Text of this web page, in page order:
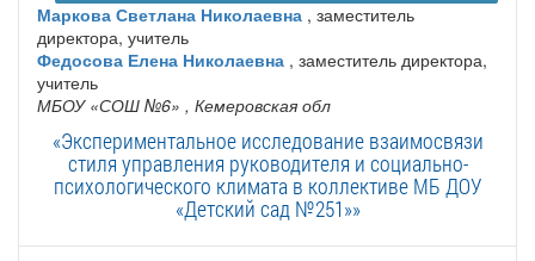
Маркова Светлана Николаевна , заместитель
директора, учитель
Федосова Елена Николаевна , заместитель директора,
учитель
МБОУ «СОШ №6» , Кемеровская обл
«Экспериментальное исследование взаимосвязи
стиля управления руководителя и социально-
психологического климата в коллективе МБ ДОУ
«Детский сад №251»»